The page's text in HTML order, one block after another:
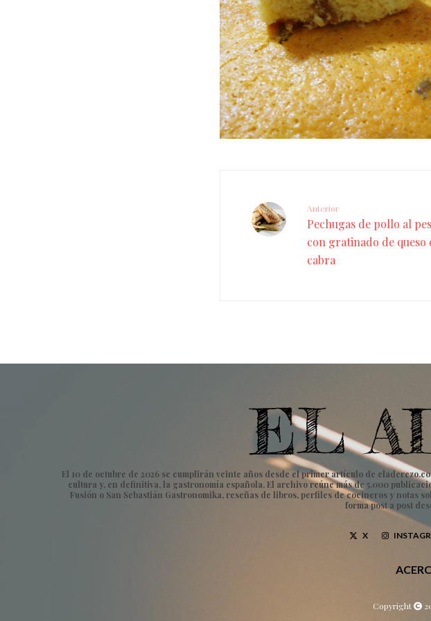
Anterior
Pechugas de pollo al
con gratinado de queso
cabra
El 10 de octubre de 2026 se cumplirán veinte años desde el primer artículo de
cultura y, en definitiva, la gastronomía española. El archivo reúne más de 5.000
Fusión o San Sebastián Gastronomika, reseñas de libros, perfiles de cocineros y
forma post a post
X
Copyright